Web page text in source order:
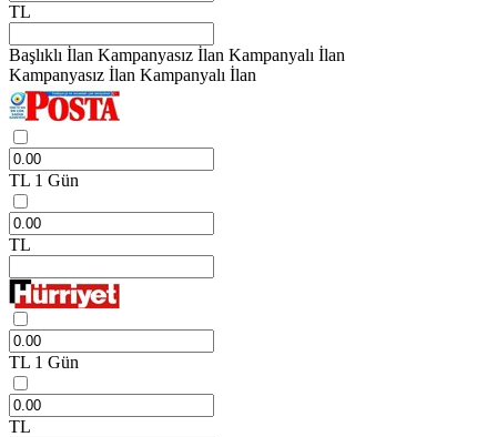
TL
Başlıklı İlan Kampanyasız İlan Kampanyalı İlan
Kampanyasız İlan Kampanyalı İlan
TL 1 Gün
TL
TL 1 Gün
TL